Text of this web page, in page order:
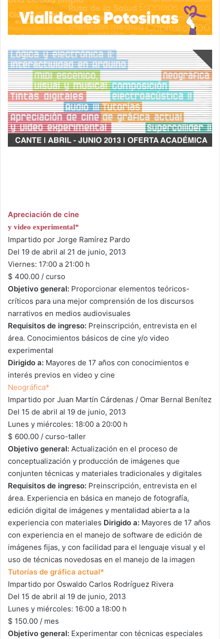
Apreciación de cine
y video experimental*
Impartido por Jorge Ramírez Pardo
Del 19 de abril al 21 de junio, 2013
Viernes: 17:00 a 21:00 h
$ 400.00 / curso
Objetivo general: Proporcionar elementos teóricos-
críticos para una mejor comprensión de los discursos
narrativos en medios audiovisuales
Requisitos de ingreso: Preinscripción, entrevista en el
área. Conocimientos básicos de cine y/o video
experimental
Dirigido a: Mayores de 17 años con conocimientos e
interés previos en video y cine
Neográfica*
Impartido por Juan Martín Cárdenas / Omar Bernal Benítez
Del 15 de abril al 19 de junio, 2013
Lunes y miércoles: 18:00 a 20:00 h
$ 600.00 / curso-taller
Objetivo general: Actualización en el proceso de
conceptualización y producción de imágenes que
conjunten técnicas y materiales tradicionales y digitales
Requisitos de ingreso: Preinscripción, entrevista en el
área. Experiencia en básica en manejo de fotografía,
edición digital de imágenes y mentalidad abierta a la
experiencia con materiales Dirigido a: Mayores de 17 años
con experiencia en el manejo de software de edición de
imágenes fijas, y con facilidad para el lenguaje visual y el
uso de técnicas novedosas en el manejo de la imagen
Tutorías de gráfica actual*
Impartido por Oswaldo Carlos Rodríguez Rivera
Del 15 de abril al 19 de junio, 2013
Lunes y miércoles: 16:00 a 18:00 h
$ 150.00 / mes
Objetivo general: Experimentar con técnicas especiales